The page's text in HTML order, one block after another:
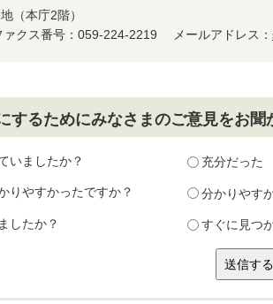
（本庁2階）
ァクス番号：059-224-2219 メールアドレス：
するためにみなさまのご意見をお聞
いましたか？ 充分だった
りやすかったですか？ 分かりやす
したか？ すぐに見つ